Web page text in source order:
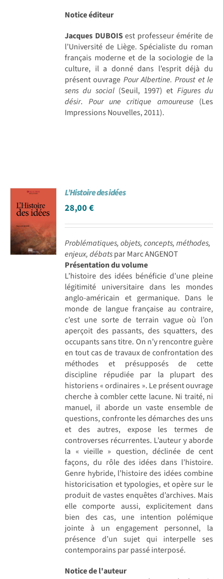
Notice éditeur
Jacques DUBOISest professeur émérite de
l’Université de Liège. Spécialiste du roman
français moderne et de la sociologie de la
culture, il a donné dans l’esprit déjà du
présent ouvrage Pour Albertine. Proust et le
sens du social(Seuil, 1997) et Figures du
désir. Pour une critique amoureuse (Les
Impressions Nouvelles, 2011).
L’Histoire des idées
28,00€
Problématiques, objets, concepts, méthodes,
enjeux, débatspar Marc ANGENOT
Présentation du volume
L’histoire des idées bénéficie d’une pleine
légitimité universitaire dans les mondes
anglo-américain et germanique. Dans le
monde de langue française au contraire,
c’est une sorte de terrain vague où l’on
aperçoit des passants, des squatters, des
occupants sans titre. On n’y rencontre guère
en tout cas de travaux de confrontation des
méthodes et présupposés de cette
discipline répudiée par la plupart des
historiens « ordinaires ». Le présent ouvrage
cherche à combler cette lacune. Ni traité, ni
manuel, il aborde un vaste ensemble de
questions, confronte les démarches des uns
et des autres, expose les termes de
controverses récurrentes. L’auteur y aborde
la « vieille » question, déclinée de cent
façons, du rôle des idées dans l’histoire.
Genre hybride, l’histoire des idées combine
historicisation et typologies, et opère sur le
produit de vastes enquêtes d’archives. Mais
elle comporte aussi, explicitement dans
bien des cas, une intention polémique
jointe à un engagement personnel, la
présence d’un sujet qui interpelle ses
contemporains par passé interposé.
Notice de l'auteur